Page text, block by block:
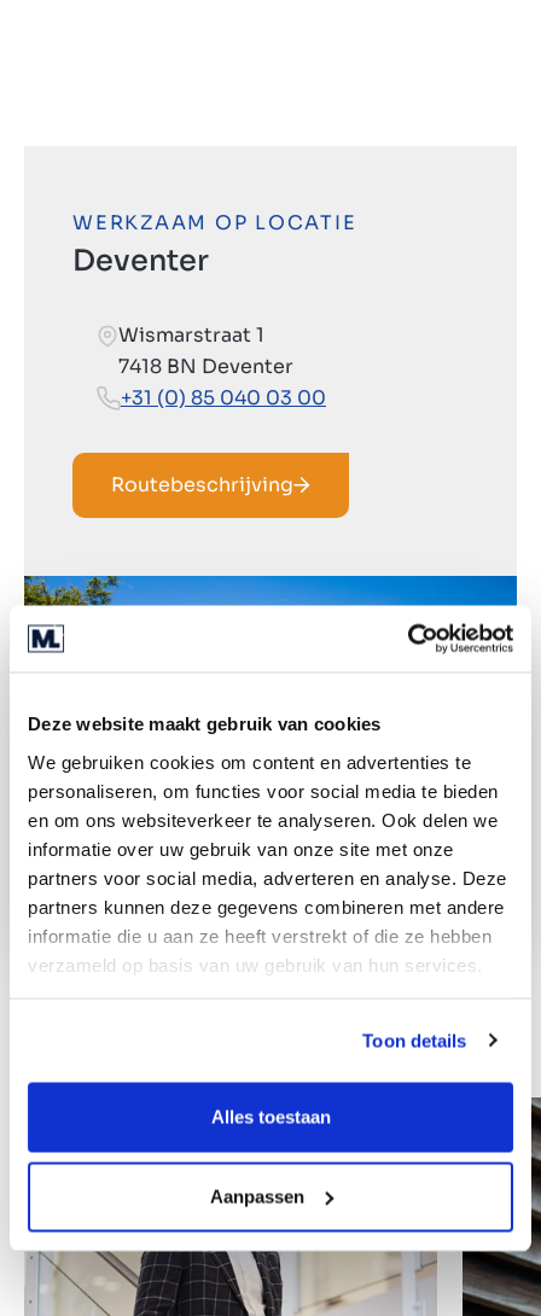
Deze website maakt gebruik van cookies
We gebruiken cookies om content en advertenties te
personaliseren, om functies voor social media te bieden
en om ons websiteverkeer te analyseren. Ook delen we
informatie over uw gebruik van onze site met onze
partners voor social media, adverteren en analyse. Deze
partners kunnen deze gegevens combineren met andere
informatie die u aan ze heeft verstrekt of die ze hebben
verzameld op basis van uw gebruik van hun services.
Toon details
Alles toestaan
Aanpassen
WERKZAAM OP LOCATIE
Deventer
Wismarstraat 1
7418 BN Deventer
+31 (0) 85 040 03 00
Routebeschrijving